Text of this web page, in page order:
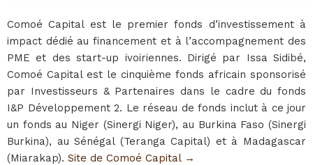
Comoé Capital est le premier fonds d’investissement à
impact dédié au financement et à l’accompagnement des
PME et des start-up ivoiriennes. Dirigé par Issa Sidibé,
Comoé Capital est le cinquième fonds africain sponsorisé
par Investisseurs & Partenaires dans le cadre du fonds
I&P Développement 2. Le réseau de fonds inclut à ce jour
un fonds au Niger (Sinergi Niger), au Burkina Faso (Sinergi
Burkina), au Sénégal (Teranga Capital) et à Madagascar
(Miarakap). Site de Comoé Capital →